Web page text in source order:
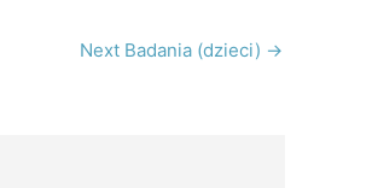
Next Badania (dzieci) →